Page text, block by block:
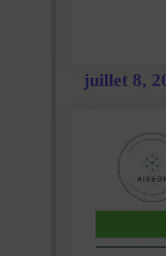
juillet 8,